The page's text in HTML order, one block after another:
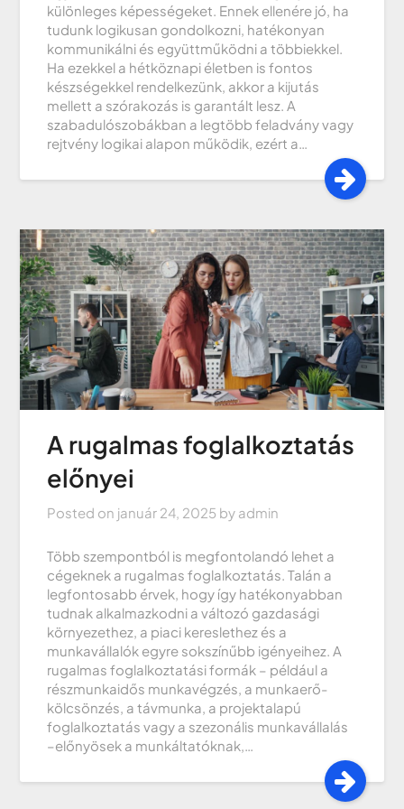
különleges képességeket. Ennek ellenére jó, ha
tudunk logikusan gondolkozni, hatékonyan
kommunikálni és együttműködni a többiekkel.
Ha ezekkel a hétköznapi életben is fontos
készségekkel rendelkezünk, akkor a kijutás
mellett a szórakozás is garantált lesz. A
szabadulószobákban a legtöbb feladvány vagy
rejtvény logikai alapon működik, ezért a…
A rugalmas foglalkoztatás
előnyei
Posted on január 24, 2025 by admin
Több szempontból is megfontolandó lehet a
cégeknek a rugalmas foglalkoztatás. Talán a
legfontosabb érvek, hogy így hatékonyabban
tudnak alkalmazkodni a változó gazdasági
környezethez, a piaci kereslethez és a
munkavállalók egyre sokszínűbb igényeihez. A
rugalmas foglalkoztatási formák – például a
részmunkaidős munkavégzés, a munkaerő-
kölcsönzés, a távmunka, a projektalapú
foglalkoztatás vagy a szezonális munkavállalás
–előnyösek a munkáltatóknak,…